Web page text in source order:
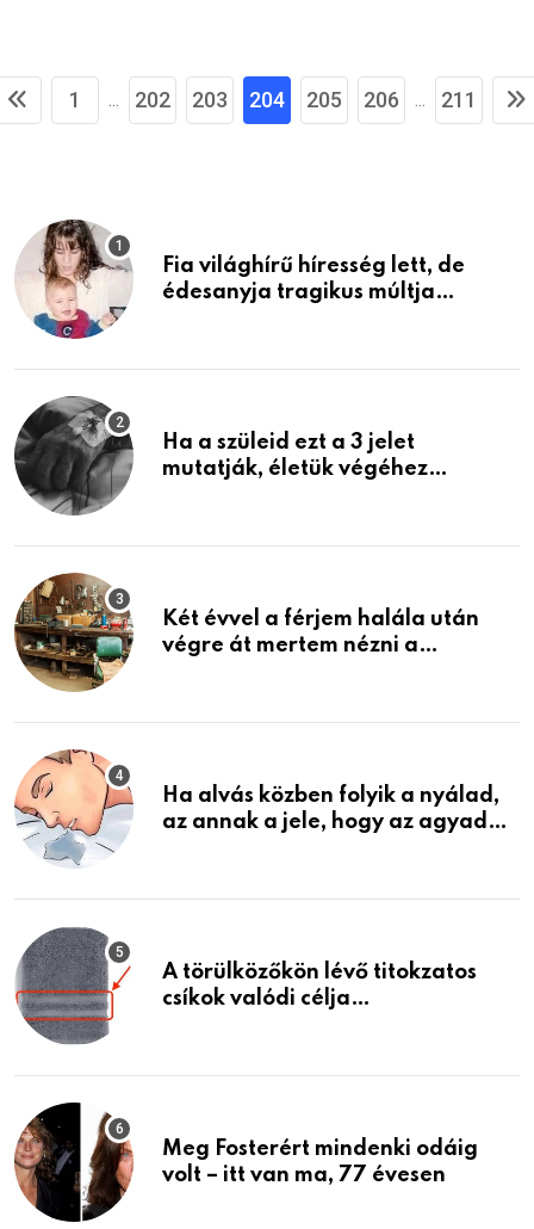
1 ... 202 203 204 205 206 ... 211
Fia világhírű híresség lett, de
édesanyja tragikus múltja
Ha a szüleid ezt a 3 jelet
mutatják, életük végéhez
Két évvel a férjem halála után
végre át mertem nézni a
életemet
Ha alvás közben folyik a nyálad,
az annak a jele, hogy az agyad…
A törülközőkön lévő titokzatos
csíkok valódi célja…
Meg Fosterért mindenki odáig
volt – itt van ma, 77 évesen